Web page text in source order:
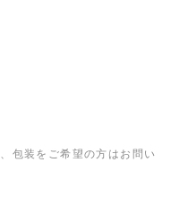
包装をご希望の方はお問い